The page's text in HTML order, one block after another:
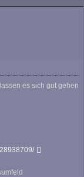
es sich gut gehen